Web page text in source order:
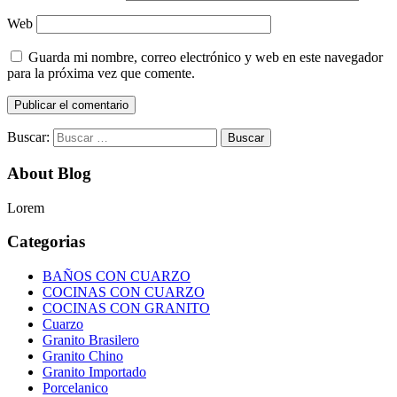
Web
Guarda mi nombre, correo electrónico y web en este navegador
para la próxima vez que comente.
Buscar:
About Blog
Lorem
Categorias
BAÑOS CON CUARZO
COCINAS CON CUARZO
COCINAS CON GRANITO
Cuarzo
Granito Brasilero
Granito Chino
Granito Importado
Porcelanico